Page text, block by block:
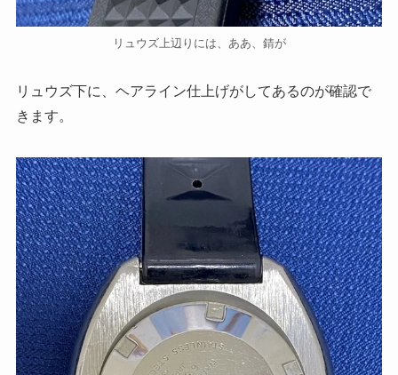
リュウズ上辺りには、ああ、錆が
リュウズ下に、ヘアライン仕上げがしてあるのが確認で
きます。